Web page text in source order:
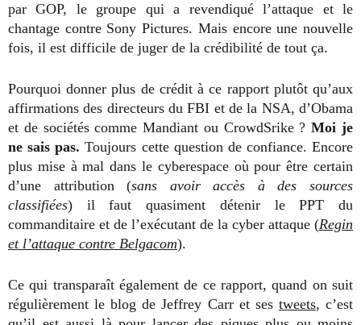
par GOP, le groupe qui a revendiqué l’attaque et le
chantage contre Sony Pictures. Mais encore une nouvelle
fois, il est difficile de juger de la crédibilité de tout ça.
Pourquoi donner plus de crédit à ce rapport plutôt qu’aux
affirmations des directeurs du FBI et de la NSA, d’Obama
et de sociétés comme Mandiant ou CrowdSrike ?Moi je
ne sais pas. Toujours cette question de confiance. Encore
plus mise à mal dans le cyberespace où pour être certain
d’une attribution (sans avoir accès à des sources
classifiées) il faut quasiment détenir le PPT du
commanditaire et de l’exécutant de la cyber attaque (Regin
et l’attaque contre Belgacom).
Ce qui transparaît également de ce rapport, quand on suit
régulièrement le blog de Jeffrey Carr et ses tweets, c’est